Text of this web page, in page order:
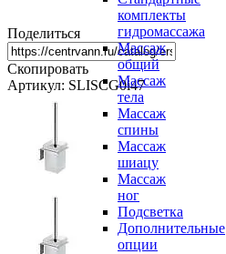
комплекты
гидромассажа
Массаж
общий
Массаж
тела
Массаж
спины
Массаж
шиацу
Массаж
ног
Подсветка
Дополнительные
опции
Поделиться
Скопировать
Артикул: SLISCG0i47